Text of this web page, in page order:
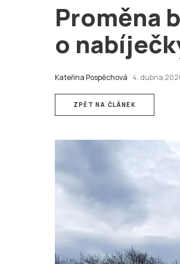
Proměna
o
Kateřina Pospěchová 4. dubna
ZPĚT NA ČLÁNEK